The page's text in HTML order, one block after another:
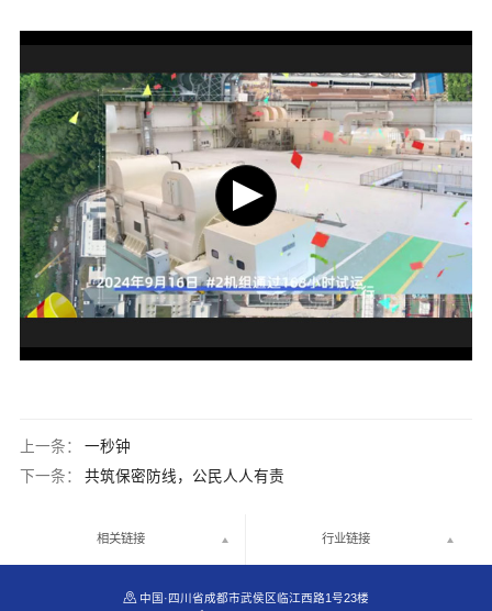
上一条：
一秒钟
下一条：
共筑保密防线，公民人人有责
相关链接 行业链接
 中国·四川省成都市武侯区临江西路1号23楼